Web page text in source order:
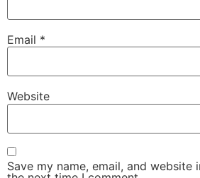
Email *
Website
Save my name, email, and